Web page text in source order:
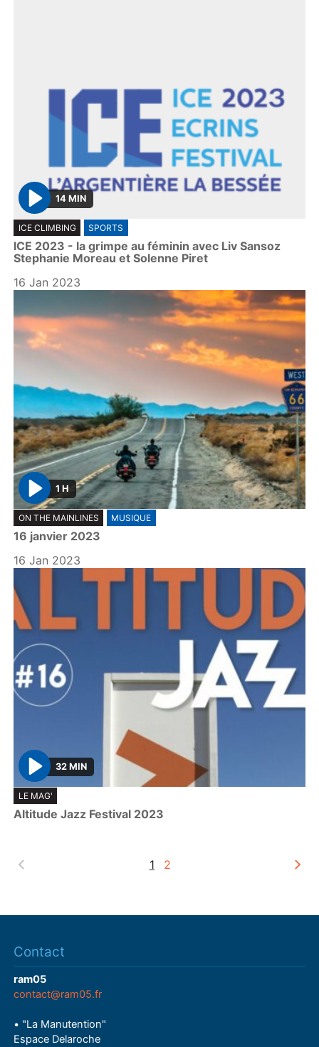
P
l
a
y
14 MIN
ICE CLIMBING SPORTS
ICE 2023 - la grimpe au féminin avec Liv Sansoz
Stephanie Moreau et Solenne Piret
16 Jan 2023
P
l
a
y
1 H
ON THE MAINLINES MUSIQUE
16 janvier 2023
16 Jan 2023
P
l
a
32 MIN
LE MAG'
Altitude Jazz Festival 2023
1 2
Contact
ram05
contact@ram05.fr
• "La Manutention"
Espace Delaroche